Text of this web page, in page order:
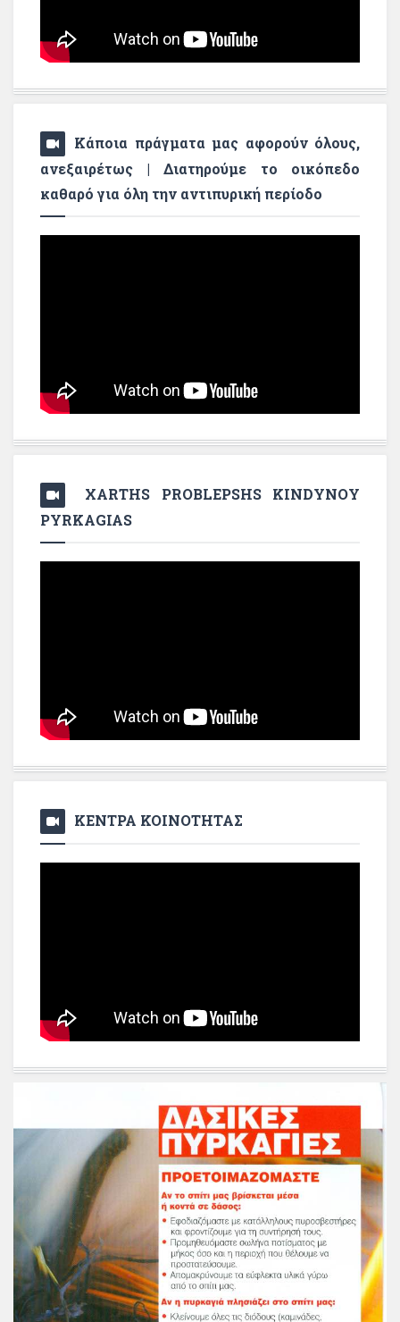
Κάποια πράγματα μας αφορούν όλους,
ανεξαιρέτως | Διατηρούμε το οικόπεδο
καθαρό για όλη την αντιπυρική περίοδο
XARTHS PROBLEPSHS KINDYNOY
PYRKAGIAS
ΚΕΝΤΡΑ ΚΟΙΝΟΤΗΤΑΣ